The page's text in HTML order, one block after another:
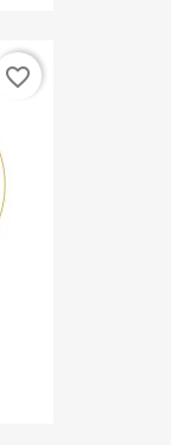
favorite_border